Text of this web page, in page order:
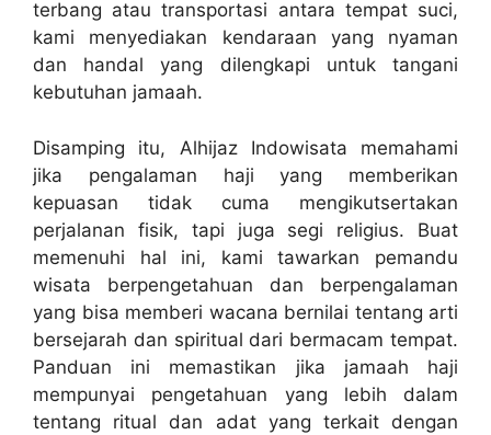
terbang atau transportasi antara tempat suci,
kami menyediakan kendaraan yang nyaman
dan handal yang dilengkapi untuk tangani
kebutuhan jamaah.
Disamping itu, Alhijaz Indowisata memahami
jika pengalaman haji yang memberikan
kepuasan tidak cuma mengikutsertakan
perjalanan fisik, tapi juga segi religius. Buat
memenuhi hal ini, kami tawarkan pemandu
wisata berpengetahuan dan berpengalaman
yang bisa memberi wacana bernilai tentang arti
bersejarah dan spiritual dari bermacam tempat.
Panduan ini memastikan jika jamaah haji
mempunyai pengetahuan yang lebih dalam
tentang ritual dan adat yang terkait dengan